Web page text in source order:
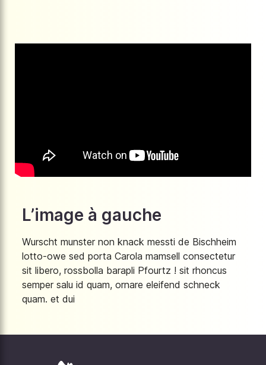
L’image à gauche
Wurscht munster non knack messti de Bischheim
lotto-owe sed porta Carola mamsell consectetur
sit libero, rossbolla barapli Pfourtz ! sit rhoncus
semper salu id quam, ornare eleifend schneck
quam. et dui